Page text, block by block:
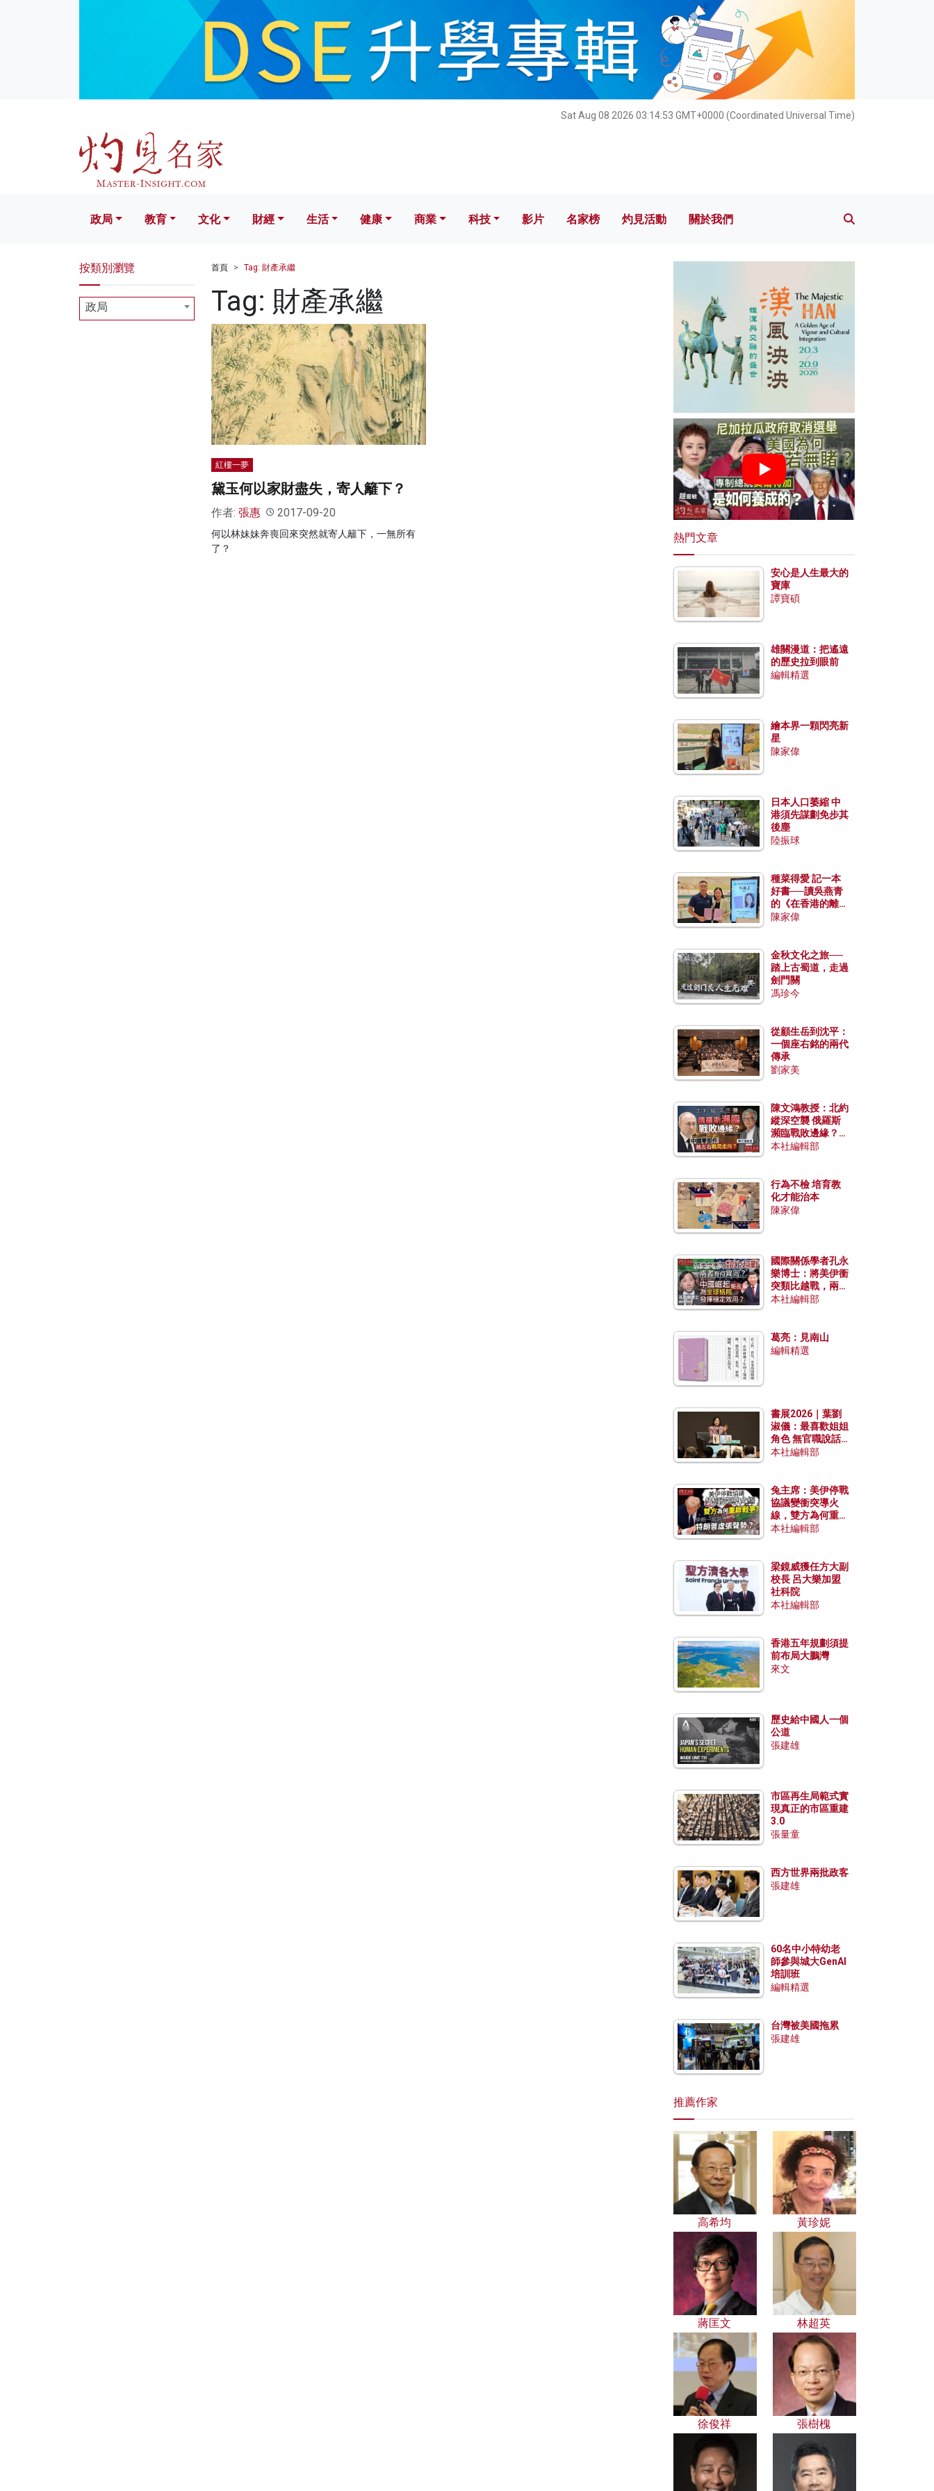
Sat Aug 08 2026 03:14:53 GMT+0000 (Coordinated Universal Time)
文化 財經 生活 健康 科技 影片 名家榜 灼見活動 關於我們
政局 教育 文化 財經 生活 健康 商業 科技 影片 名家榜 灼見活動 關於我們
首頁 Tag: 財產承繼
Tag: 財產承繼
紅樓一夢
黛玉何以家財盡失，寄人籬下？
作者: 張惠 2017-09-20
何以林妹妹奔喪回來突然就寄人籬下，一無所有
了？
按類別瀏覽
政局
熱門文章
安心是人生最大的
寶庫
譚寶碩
雄關漫道：把遙遠
的歷史拉到眼前
編輯精選
繪本界一顆閃亮新
星
陳家偉
日本人口萎縮 中
港須先謀劃免步其
後塵
陸振球
種菜得愛 記一本
好書──讀吳燕青
的《在香港的離島
種菜》
陳家偉
金秋文化之旅──
踏上古蜀道，走過
劍門關
馮珍今
從顧生岳到沈平：
一個座右銘的兩代
傳承
劉家美
陳文鴻教授：北約
縱深空襲 俄羅斯
瀕臨戰敗邊緣？中
國零部件能左右戰
本社編輯部
行為不檢 培育教
化才能治本
陳家偉
國際關係學者孔永
樂博士：將美伊衝
突類比越戰，兩者
有何異同？中國崛
本社編輯部
葛亮：見南山
編輯精選
書展2026｜葉劉
淑儀：最喜歡姐姐
角色 無官職說話
包袱少
本社編輯部
兔主席：美伊停戰
協議變衝突導火
線，雙方為何重啟
戰爭？伊朗一早洞
本社編輯部
梁鏡威獲任方大副
校長 呂大樂加盟
社科院
本社編輯部
香港五年規劃須提
前布局大鵬灣
來文
歷史給中國人一個
公道
張建雄
市區再生局範式實
現真正的市區重建
3.0
張量童
西方世界兩批政客
張建雄
60名中小特幼老
師參與城大GenAI
培訓班
編輯精選
台灣被美國拖累
張建雄
推薦作家
高希均 黃珍妮
蔣匡文 林超英
徐俊祥 張樹槐